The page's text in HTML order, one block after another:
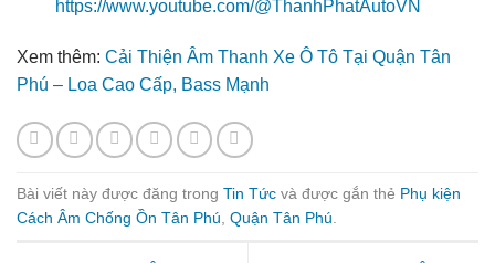
https://www.youtube.com/@ThanhPhatAutoVN
Xem thêm: Cải Thiện Âm Thanh Xe Ô Tô Tại Quận Tân
Phú – Loa Cao Cấp, Bass Mạnh
Bài viết này được đăng trong Tin Tức và được gắn thẻ Phụ kiện
Cách Âm Chống Ồn Tân Phú Quận Tân Phú